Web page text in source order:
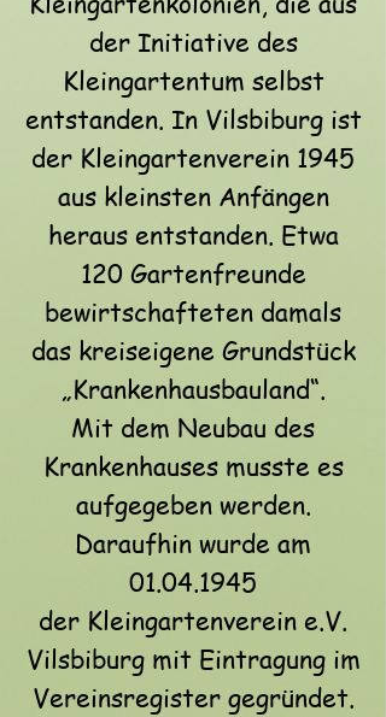
der Initiative des
Kleingartentum selbst
entstanden. In Vilsbiburg ist
der Kleingartenverein 1945
aus kleinsten Anfängen
heraus entstanden. Etwa
120 Gartenfreunde
bewirtschafteten damals
das kreiseigene Grundstück
„Krankenhausbauland“.
Mit dem Neubau des
Krankenhauses musste es
aufgegeben werden.
Daraufhin wurde am
01.04.1945
der Kleingartenverein e.V.
Vilsbiburg mit Eintragung im
Vereinsregister gegründet.